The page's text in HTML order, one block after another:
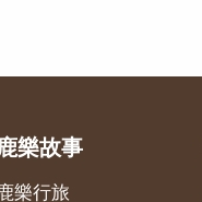
樂故事
樂行旅